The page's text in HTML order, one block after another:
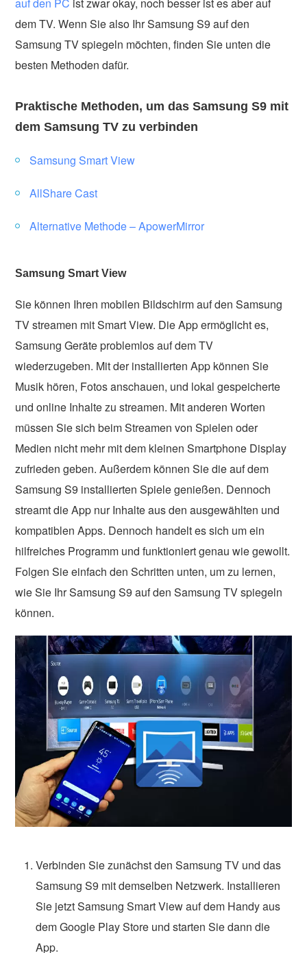
auf den PC ist zwar okay, noch besser ist es aber auf
dem TV. Wenn Sie also Ihr Samsung S9 auf den
Samsung TV spiegeln möchten, finden Sie unten die
besten Methoden dafür.
Praktische Methoden, um das Samsung S9 mit
dem Samsung TV zu verbinden
Samsung Smart View
AllShare Cast
Alternative Methode – ApowerMirror
Samsung Smart View
Sie können Ihren mobilen Bildschirm auf den Samsung
TV streamen mit Smart View. Die App ermöglicht es,
Samsung Geräte problemlos auf dem TV
wiederzugeben. Mit der installierten App können Sie
Musik hören, Fotos anschauen, und lokal gespeicherte
und online Inhalte zu streamen. Mit anderen Worten
müssen Sie sich beim Streamen von Spielen oder
Medien nicht mehr mit dem kleinen Smartphone Display
zufrieden geben. Außerdem können Sie die auf dem
Samsung S9 installierten Spiele genießen. Dennoch
streamt die App nur Inhalte aus den ausgewählten und
kompatiblen Apps. Dennoch handelt es sich um ein
hilfreiches Programm und funktioniert genau wie gewollt.
Folgen Sie einfach den Schritten unten, um zu lernen,
wie Sie Ihr Samsung S9 auf den Samsung TV spiegeln
können.
Verbinden Sie zunächst den Samsung TV und das
Samsung S9 mit demselben Netzwerk. Installieren
Sie jetzt Samsung Smart View auf dem Handy aus
dem Google Play Store und starten Sie dann die
App.